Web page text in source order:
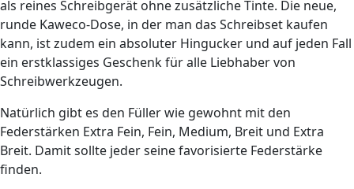
als reines Schreibgerät ohne zusätzliche Tinte. Die neue,
runde Kaweco-Dose, in der man das Schreibset kaufen
kann, ist zudem ein absoluter Hingucker und auf jeden Fall
ein erstklassiges Geschenk für alle Liebhaber von
Schreibwerkzeugen.
Natürlich gibt es den Füller wie gewohnt mit den
Federstärken Extra Fein, Fein, Medium, Breit und Extra
Breit. Damit sollte jeder seine favorisierte Federstärke
finden.